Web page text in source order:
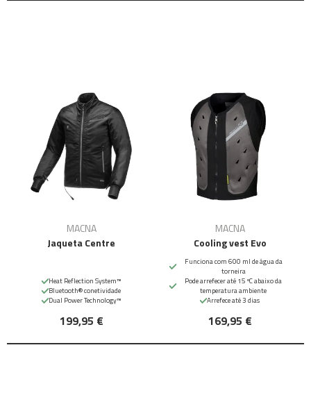
MACNA
Jaqueta Centre
Heat Reflection System™
Bluetooth® conetividade
Dual Power Technology™
199,95 €
MACNA
Cooling vest Evo
Funciona com 600 ml de água da
torneira
Pode arrefecer até 15 ºC abaixo da
temperatura ambiente
Arrefece até 3 dias
169,95 €